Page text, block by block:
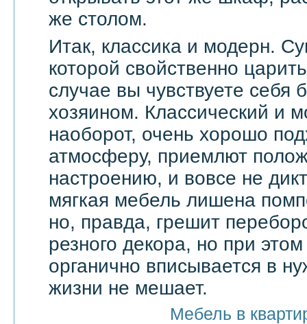
же столом.
Итак, классика и модерн.
которой свойственно
случае вы чувствуете себя
хозяином. Классический и
наоборот, очень хорошо
атмосферу, приемлют
настроению, и вовсе не
мягкая мебель лишена
но, правда, грешит
резного декора, но при
органично вписывается в
жизни не мешает.
Мебель в